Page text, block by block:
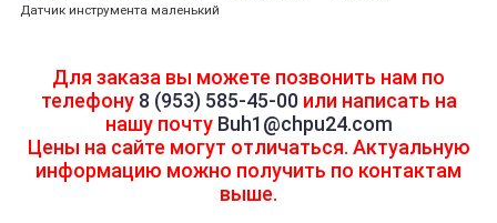
Датчик инструмента маленький
Для заказа вы можете позвонить нам по
телефону 8 (953) 585-45-00или написать на
нашу почту Buh1@chpu24.com
Цены на сайте могут отличаться. Актуальную
информацию можно получить по контактам
выше.